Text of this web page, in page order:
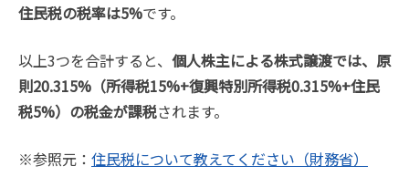
住民税の税率は5%です。
以上3つを合計すると、 個人株主による株式譲渡では、原
則20.315%（所得税15%+復興特別所得税0.315%+住民
税5%）の税金が課税されます。
※参照元： 住民税について教えてください（財務省）